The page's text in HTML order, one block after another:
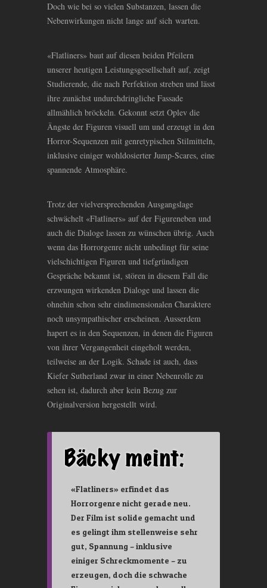
Doch wie bei so vielen Substanzen, lassen die
Nebenwirkungen nicht lange auf sich warten.
«Flatliners» baut auf diesen beiden Pfeilern
unserer heutigen Leistungsgesellschaft auf, zeigt
Studierende, die nach Perfektion streben und lässt
ihre zunächst undurchdringliche Fassade
allmählich bröckeln. Gekonnt setzt Oplev die
Ängste der Figuren visuell um und erzeugt in den
Horror-Sequenzen mit genretypischen Stilmitteln,
inklusive einiger wohldosierter Jump-Scares, eine
spannende Atmosphäre.
Trotz der vielversprechenden Ausgangslage
schwächelt «Flatliners» auf der Figureneben und
auch die Dialoge lassen zu wünschen übrig. Auch
wenn das Horrorgenre nicht unbedingt für seine
vielschichtigen Figuren und tiefgründigen
Gespräche bekannt ist, stören in diesem Fall die
erzwungen wirkenden Dialoge und lassen die
ohnehin schon sehr eindimensionalen Charaktere
noch unsympathischer erscheinen. Ausserdem
hapert es in den Sequenzen, in denen die Figuren
von ihrer Vergangenheit eingeholt werden,
teilweise an der Logik. Schade ist auch, dass
Kiefer Sutherland zwar in einer Nebenrolle zu
sehen ist, dadurch aber kein Bezug zur
Originalversion hergestellt wird.
«Flatliners» erfindet das
Horrorgenre nicht gerade neu.
Der Film ist solide gemacht und
es gelingt ihm stellenweise sehr
gut, Spannung – inklusive
einiger Schreckmomente – zu
erzeugen, doch die schwache